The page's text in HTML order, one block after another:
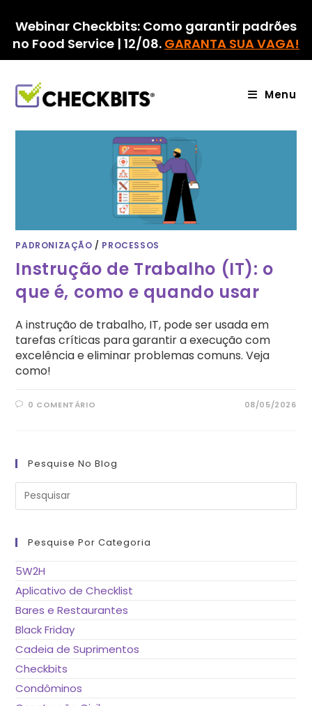
para
conteúdo
Webinar Checkbits: Como garantir padrões
no Food Service | 12/08. GARANTA SUA VAGA!
Menu
PADRONIZAÇÃO / PROCESSOS
Instrução de Trabalho (IT): o
que é, como e quando usar
A instrução de trabalho, IT, pode ser usada em
tarefas críticas para garantir a execução com
excelência e eliminar problemas comuns. Veja
como!
0 COMENTÁRIO 08/05/2026
Pesquise No Blog
Pesquise Por Categoria
5W2H
Aplicativo de Checklist
Bares e Restaurantes
Black Friday
Cadeia de Suprimentos
Checkbits
Condôminos